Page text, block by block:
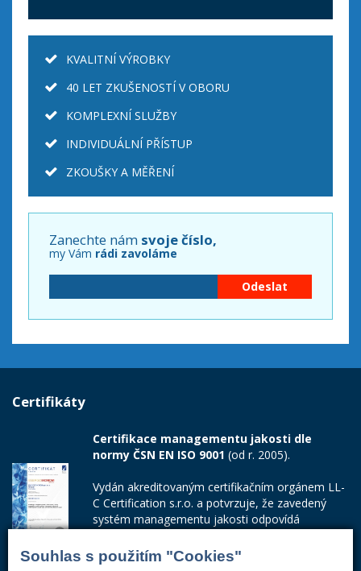
Souhlas s použitím "Cookies"
KVALITNÍ VÝROBKY
40 LET ZKUŠENOSTÍ V OBORU
KOMPLEXNÍ SLUŽBY
INDIVIDUÁLNÍ PŘÍSTUP
ZKOUŠKY A MĚŘENÍ
Zanechte nám svoje číslo,
my Vám rádi zavoláme
Certifikáty
Certifikace managementu jakosti dle
normy ČSN EN ISO 9001 (od r. 2005).
Vydán akreditovaným certifikačním orgánem LL-
C Certification s.r.o. a potvrzuje, že zavedený
systém managementu jakosti odpovídá
Číslo certifikátu: 42014103